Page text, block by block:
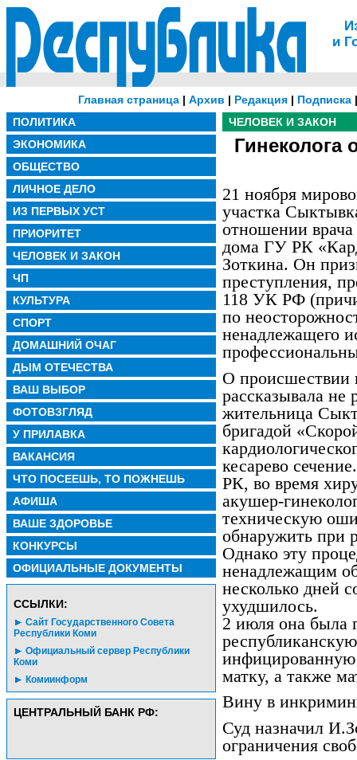
и
Главная страница | Архив | Редакция | Подписка
ПОЛИТИКА
ЭКОНОМИКА
ОБЩЕСТВО
ЛИЧНОЕ ДЕЛО
ИЗ ПЕРВЫХ УСТ
ПРИОРИТЕТ
ЧЕЛОВЕК И ЗАКОН
ЧП
КУЛЬТУРА
СПОРТ
ДОМАШНИЙ ОЧАГ
ДЫМ ОТЕЧЕСТВА
ВАШ ВЫБОР
ФОТОВЗГЛЯД
У ПРИЛАВКА
ВАКАНСИЯ
ЧТО ПОСЕЕШЬ, ТО ПОЖНЕШЬ
АФИША
ВАШЕ ЗДОРОВЬЕ
КОНКУРСЫ
ОФИЦИАЛЬНЫЕ ДОКУМЕНТЫ
CСЫЛКИ:
Сайт Государственного Совета
Республики Коми
Официальный сервер Республики
Коми
Комиинформ
ЦЕНТРАЛЬНЫЙ БАНК РФ:
ЧЕЛОВЕК И ЗАКОН
Гинеколога
21 ноября
участка
отношении врача
дома ГУ РК
Зоткина. Он
преступления,
118 УК РФ
по
ненадлежащего
О происшествии
рассказывала
жительница
бригадой
кесарево
РК, во время
акушер-
техническую
обнаружить при
Однако эту
ненадлежащим
несколько дней
ухудшилось.
2 июля она была
инфицированную
матку, а также
Вину в
Суд назначил
ограничения